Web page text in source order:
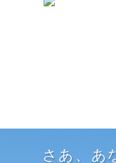
さあ、あ